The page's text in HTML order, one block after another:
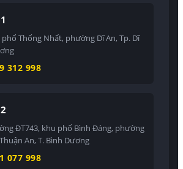
Thống Nhất, phường Dĩ An, Tp. Dĩ
312 998
ĐT743, khu phố Bình Đáng, phường
An, T. Bình Dương
077 998